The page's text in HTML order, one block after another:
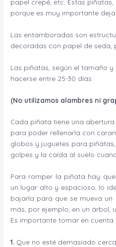
papel crepé, etc. Estas
porque es muy importante
Las entamboradas son
decoradas con papel de seda,
Las piñatas, según el tamaño
hacerse entre 25-30 días.
(No utilizamos alambres ni
Cada piñata tiene una
para poder rellenarla con
globos y juguetes para
golpes y la caída al suelo
Para romper la piñata hay
un lugar alto y espacioso, lo
bajarla para que se mueva
más, por ejemplo, en un árbol,
Es importante tomar en cuenta
1. Que no esté demasiado